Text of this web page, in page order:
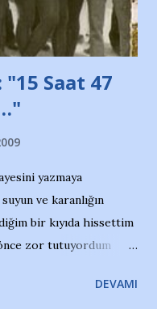
Saat 47
yazmaya
ve karanlığın
bir kıyıda hissettim
zor tutuyordum
web
DEVAMI